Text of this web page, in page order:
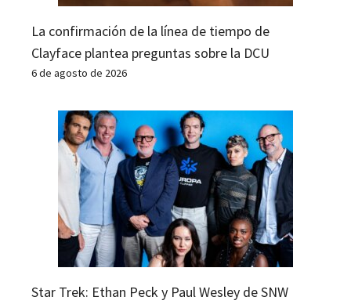
La confirmación de la línea de tiempo de
Clayface plantea preguntas sobre la DCU
6 de agosto de 2026
Star Trek: Ethan Peck y Paul Wesley de SNW